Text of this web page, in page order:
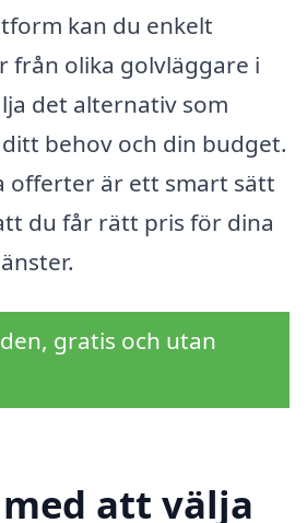
kan du enkelt
från olika golvläggare i
det alternativ som
behov och din budget.
offerter är ett smart sätt
du får rätt pris för dina
gratis och utan
att välja